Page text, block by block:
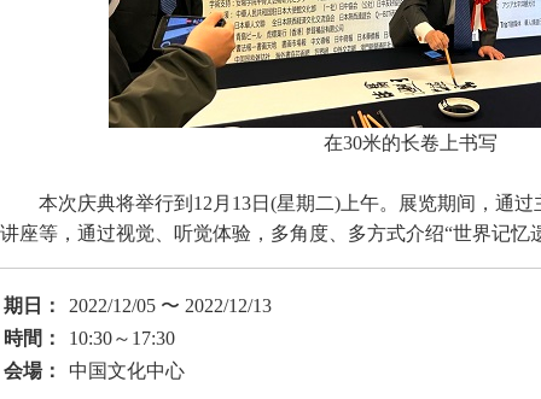
在30米的长卷上书写
本次庆典将举行到12月13日(星期二)上午。展览期间，通
讲座等，通过视觉、听觉体验，多角度、多方式介绍“世界记
期日：
2022/12/05 〜 2022/12/13
時間：
10:30～17:30
会場：
中国文化中心